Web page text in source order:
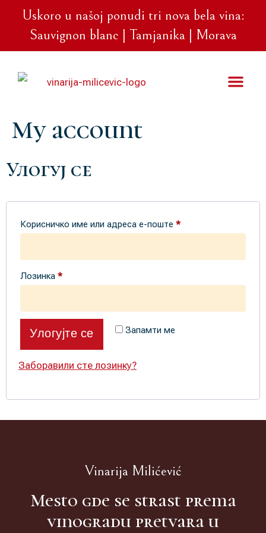
Uskoro u našoj ponudi tri nova bela vina:
Sauvignon blanc | Tamjanika | Morava
My account
Улогуј се
Корисничко име или адреса е-поште *
Лозинка *
Запамти ме
Улогујте се
Заборавили сте лозинку?
Vinarija Milićević
Mesto gde se strast prema
vinogradu pretvara u